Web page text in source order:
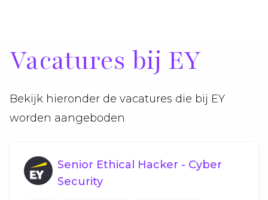
Vacatures bij EY
Bekijk hieronder de vacatures die bij EY
worden aangeboden
Senior Ethical Hacker - Cyber
Security